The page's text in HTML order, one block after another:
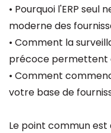
• Pourquoi l'ERP seul
moderne des
• Comment la
précoce permettent
• Comment
votre base de
Le point commun est